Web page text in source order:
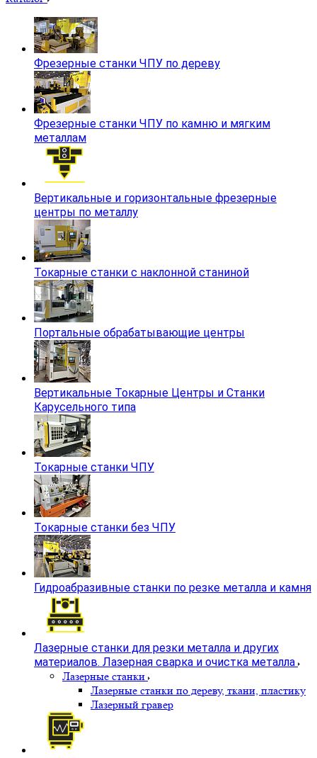
Фрезерные станки ЧПУ по дереву
Фрезерные станки ЧПУ по камню и мягким
металлам
Вертикальные и горизонтальные фрезерные
центры по металлу
Токарные станки с наклонной станиной
Портальные обрабатывающие центры
Вертикальные Токарные Центры и Станки
Карусельного типа
Токарные станки ЧПУ
Токарные станки без ЧПУ
Гидроабразивные станки по резке металла и камня
Лазерные станки для резки металла и других
материалов. Лазерная сварка и очистка металла
Лазерные станки
Лазерные станки по дереву, ткани, пластику
Лазерный гравер